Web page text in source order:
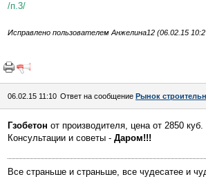
/п.3/
Исправлено пользователем Анжелина12 (06.02.15
06.02.15 11:10 Ответ на сообщение Рынок
Гзобетон от производителя, цена от 2850 куб.
Консультации и советы - Даром!!!
Все страньше и страньше, все чудесатее и